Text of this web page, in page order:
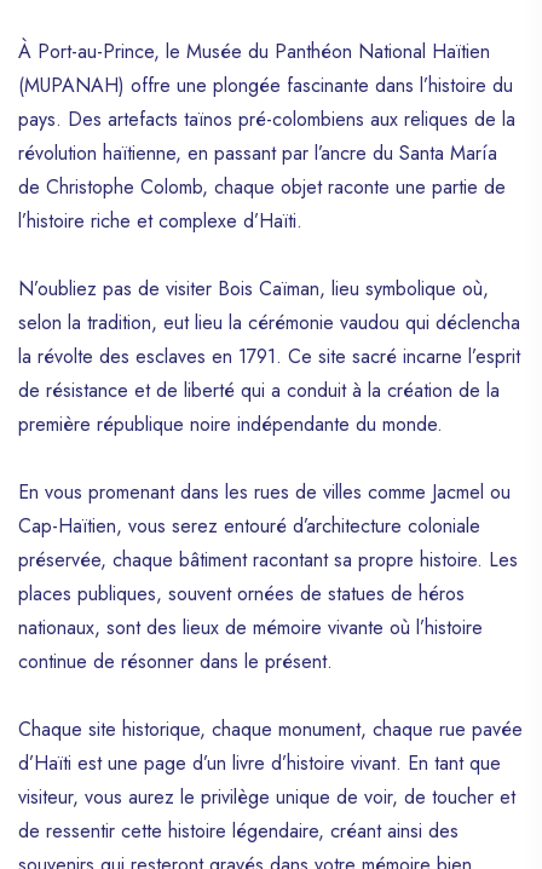
Ii. Palais Sans-Souci :
Iii. Parc National Historique :
Iv. Bassin Bleu :
V. Grotte Marie-Jeanne :
Vi. Saut-D’Eau :
Vii. Parc National La Visite :
Viii. Cap-HaïTien :
Ix. Jacmel :
Ix. ÎLes Au Large :
Pour Tirer Le Meilleur Parti De Ces Attractions :
6. DéGuster Une Gastronomie Unique
I. Soup Joumou :
Ii. Riz Collé Aux Pois (Diri Kole Ak Pwa) :
Iii. Griot :
Iv. Tassot :
Vi. Banane PeséE :
Vii. Dous Makos :
Viii. Pen Patat :
ExpéRiences Culinaires À Ne Pas Manquer :
À Port-au-Prince, le Musée du Panthéon National Haïtien
(MUPANAH) offre une plongée fascinante dans l’histoire du
pays. Des artefacts taïnos pré-colombiens aux reliques de la
révolution haïtienne, en passant par l’ancre du Santa María
de Christophe Colomb, chaque objet raconte une partie de
l’histoire riche et complexe d’Haïti.
N’oubliez pas de visiter Bois Caïman, lieu symbolique où,
selon la tradition, eut lieu la cérémonie vaudou qui déclencha
la révolte des esclaves en 1791. Ce site sacré incarne l’esprit
de résistance et de liberté qui a conduit à la création de la
première république noire indépendante du monde.
En vous promenant dans les rues de villes comme Jacmel ou
Cap-Haïtien, vous serez entouré d’architecture coloniale
préservée, chaque bâtiment racontant sa propre histoire. Les
places publiques, souvent ornées de statues de héros
nationaux, sont des lieux de mémoire vivante où l’histoire
continue de résonner dans le présent.
Chaque site historique, chaque monument, chaque rue pavée
d’Haïti est une page d’un livre d’histoire vivant. En tant que
visiteur, vous aurez le privilège unique de voir, de toucher et
de ressentir cette histoire légendaire, créant ainsi des